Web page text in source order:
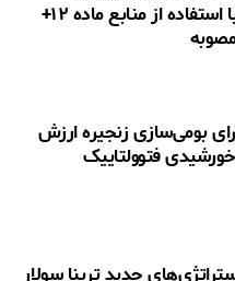
خورشیدی” با استفاده از منابع ماده ۱۲+
بومی‌سازی زنجیره ارزش
فتوولتاییک
جدید ترینا سولار